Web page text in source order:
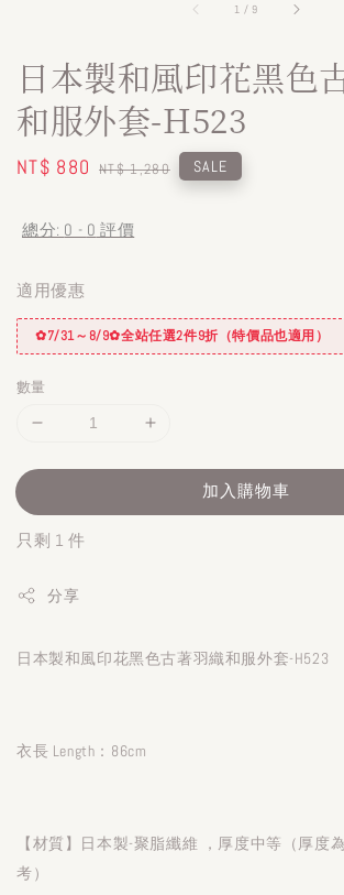
1 / 9
日本製和風印花黑色
和服外套-H523
Sale
NT$ 880 Regular
NT$ 1,280 SALE
總分: 0 - 0 評價
適用優惠
✿7/31～8/9✿全站任選2件9折（特價品也適用）
數量
加入購物車
只剩 1 件
分享
日本製和風印花黑色古著羽織和服外套-H523
衣長 Length：86cm
【材質】日本製-聚脂纖維 ，厚度中等（厚度
考）